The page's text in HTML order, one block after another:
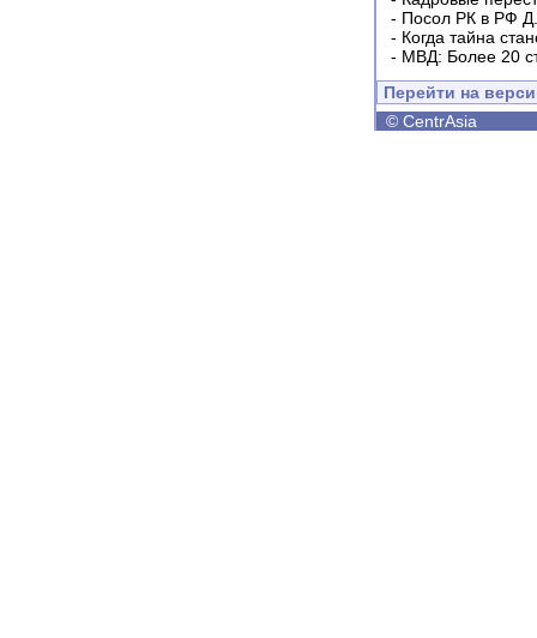
- Посол РК в РФ
- Когда тайна
- МВД: Более 20
Перейти на
© CentrAsia